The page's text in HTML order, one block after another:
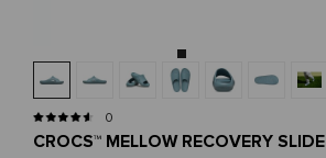
0
CROCS™ MELLOW RECOVERY SLIDE